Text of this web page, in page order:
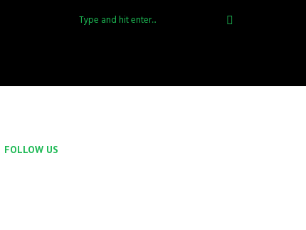
FOLLOW US